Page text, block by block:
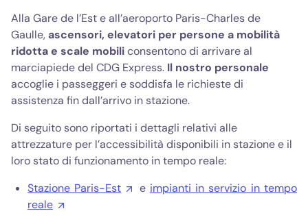
Alla Gare de l’Est e all’aeroporto Paris-Charles de
Gaulle,ascensori, elevatori per persone a mobilità
ridotta e scale mobiliconsentono di arrivare al
marciapiede del CDG Express. Il nostro personale
accoglie i passeggeri e soddisfa le richieste di
assistenza fin dall’arrivo in stazione.
Di seguito sono riportati i dettagli relativi alle
attrezzature per l’accessibilità disponibili in stazione e il
loro stato di funzionamento in tempo reale:
Stazione Paris-Est
e impianti in servizio in tempo
reale